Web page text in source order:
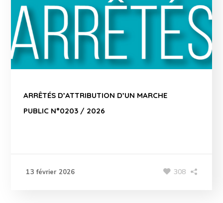
ARRÊTÉS D’ATTRIBUTION D’UN MARCHE
PUBLIC N°0203 / 2026
13 février 2026 308